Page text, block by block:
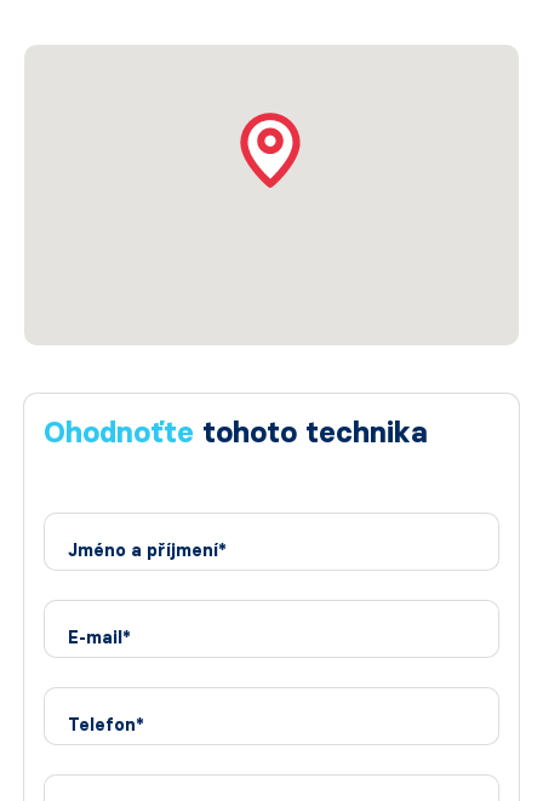
Ohodnoťte tohoto technika
Jméno a příjmení*
E-mail*
Telefon*